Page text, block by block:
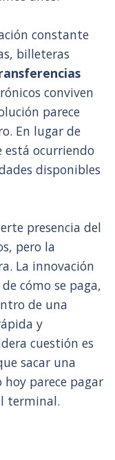
constante
billeteras
conviven
parece
En lugar de
ocurriendo
disponibles
presencia del
pero la
La innovación
cómo se paga,
de una
y
cuestión es
sacar una
parece pagar
terminal.